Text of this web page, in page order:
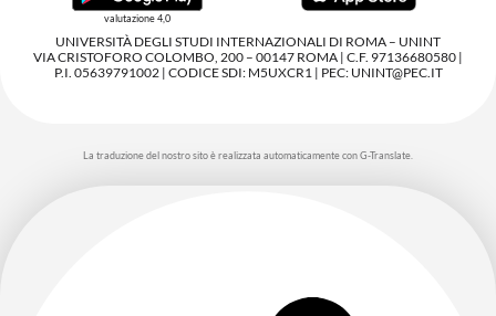
valutazione 4,0
UNIVERSITÀ DEGLI STUDI INTERNAZIONALI DI ROMA – UNINT
VIA CRISTOFORO COLOMBO, 200 – 00147 ROMA | C.F. 97136680580 |
P.I. 05639791002 | CODICE SDI: M5UXCR1 | PEC: UNINT@PEC.IT
La traduzione del nostro sito è realizzata automaticamente con G-Translate.